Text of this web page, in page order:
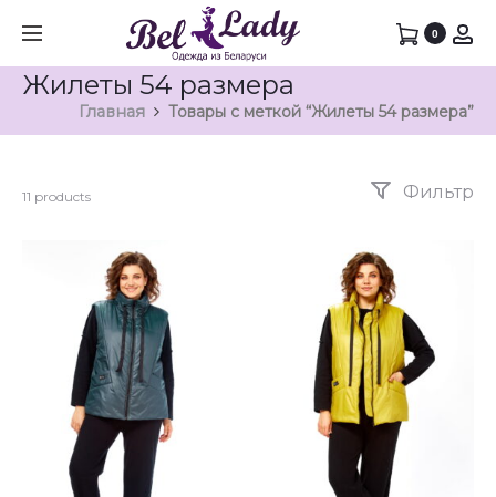
0
Жилеты 54 размера
Главная Товары с меткой “Жилеты 54 размера”
11 products Фильтр